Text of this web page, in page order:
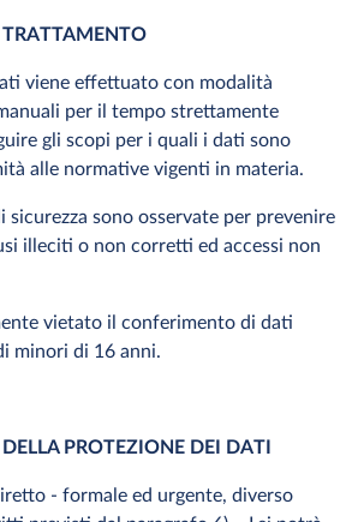
viene effettuato con modalità
per il tempo strettamente
gli scopi per i quali i dati sono
alle normative vigenti in materia.
sicurezza sono osservate per prevenire
illeciti o non corretti ed accessi non
vietato il conferimento di dati
minori di 16 anni.
PROTEZIONE DEI DATI
- formale ed urgente, diverso